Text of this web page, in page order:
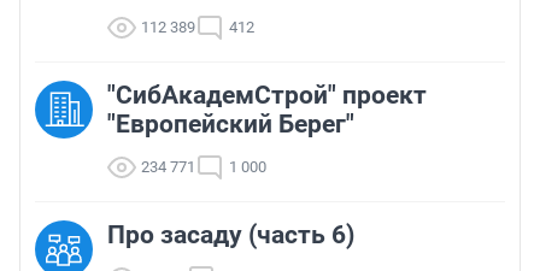
112 389 412
"СибАкадемСтрой" проект
"Европейский Берег"
234 771 1 000
Про засаду (часть 6)